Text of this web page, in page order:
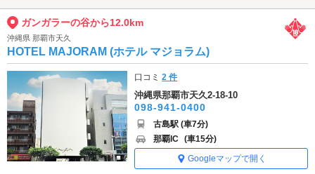
ガンガラーの谷から12.0km
沖縄県 那覇市天久
HOTEL MAJORAM (ホテル マジョラム)
口コミ2 件
沖縄県那覇市天久2-18-10
098-941-0400
古島駅 (車7分)
那覇IC (車15分)
Googleマップで開く